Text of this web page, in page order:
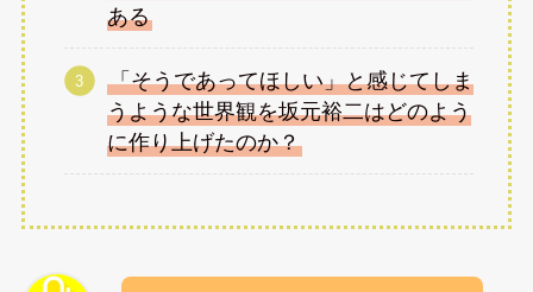
ある
「そうであってほしい」と感じてしま
うような世界観を坂元裕二はどのよう
に作り上げたのか？